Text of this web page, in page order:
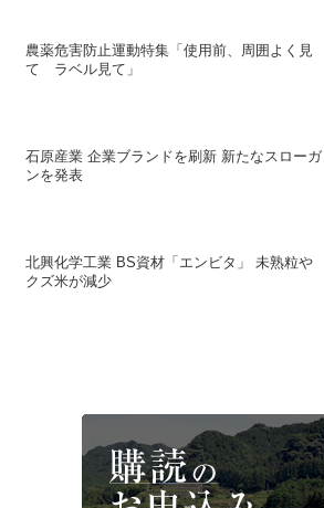
農薬危害防止運動特集「使用前、周囲よく見
て ラベル見て」
石原産業 企業ブランドを刷新 新たなスローガ
ンを発表
北興化学工業 BS資材「エンビタ」 未熟粒や
クズ米が減少